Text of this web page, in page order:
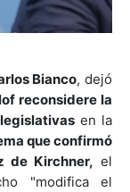
Bianco, dejó
reconsidere la
en la
que confirmó
de Kirchner, el
"modifica el